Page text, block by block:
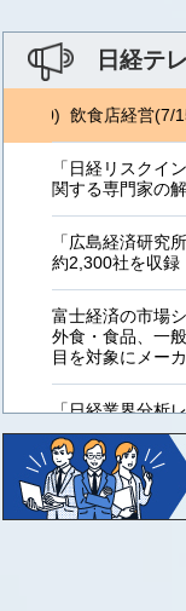
日経テ
(8/10) 飲食店経営(7/
「日経リスクイ
関する専門家の
「広島経済研究
約2,300社を収録
富士経済の市場
外食・食品、一
目を対象にメー
「日経業界分析
「工業用プラス
など20業界の内
「東洋経済海外
収録